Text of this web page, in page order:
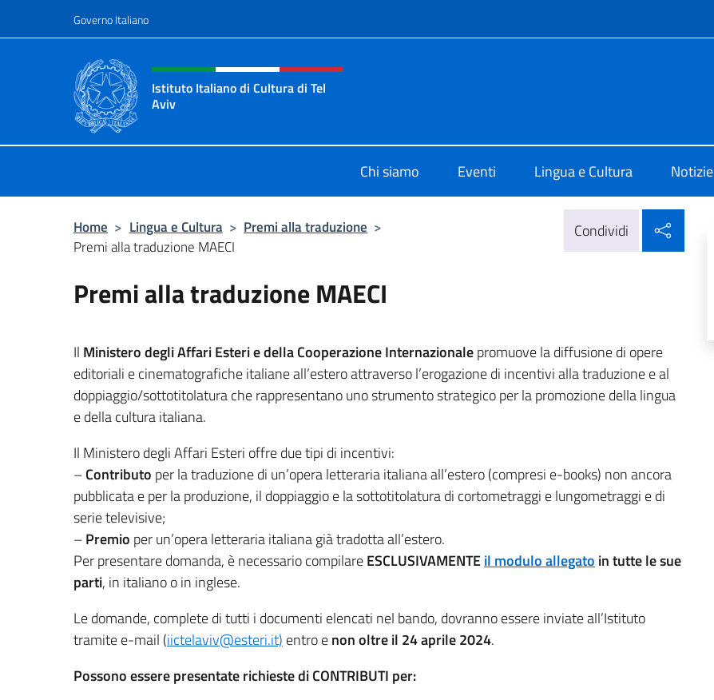
Governo Italiano
Intestazione sito, social e menù
Istituto Italiano di Cultura di Tel
Aviv
Chi siamo Eventi Lingua e Cultura Notizie
Home > Lingua e Cultura > Premi alla traduzione >
Premi alla traduzione MAECI
Condividi
Premi alla traduzione MAECI
Il Ministero degli Affari Esteri e della Cooperazione Internazionalepromuove la diffusione di opere
editoriali e cinematografiche italiane all’estero attraverso l’erogazione di incentivi alla traduzione e al
doppiaggio/sottotitolatura che rappresentano uno strumento strategico per la promozione della lingua
e della cultura italiana.
Il Ministero degli Affari Esteri offre due tipi di incentivi:
–Contributo per la traduzione di un’opera letteraria italiana all’estero (compresi e-books) non ancora
pubblicata e per la produzione, il doppiaggio e la sottotitolatura di cortometraggi e lungometraggi e di
serie televisive;
–Premio per un’opera letteraria italiana già tradotta all’estero.
Per presentare domanda, è necessario compilareESCLUSIVAMENTEil modulo allegato in tutte le sue
parti, in italiano o in inglese.
Le domande, complete di tutti i documenti elencati nel bando, dovranno essere inviate all’Istituto
tramite e-mail (iictelaviv@esteri.it) entro enon oltre il 24 aprile 2024.
Possono essere presentate richieste di CONTRIBUTI per: